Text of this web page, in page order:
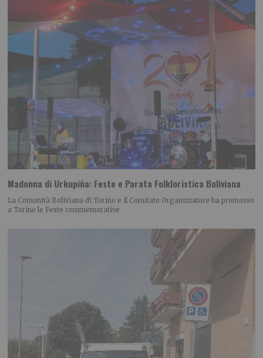
Madonna di Urkupiña: Feste e Parata Folkloristica Boliviana
La Comunità Boliviana di Torino e il Comitato Organizzatore ha promosso
a Torino le Feste commemorative